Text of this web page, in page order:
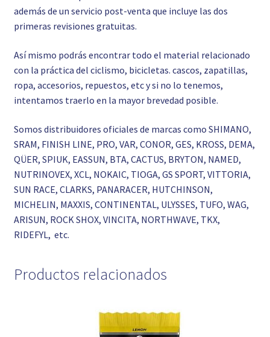
además de un servicio post-venta que incluye las dos
primeras revisiones gratuitas.
Así mismo podrás encontrar todo el material relacionado
con la práctica del ciclismo, bicicletas. cascos, zapatillas,
ropa, accesorios, repuestos, etc y si no lo tenemos,
intentamos traerlo en la mayor brevedad posible.
Somos distribuidores oficiales de marcas como SHIMANO,
SRAM, FINISH LINE, PRO, VAR, CONOR, GES, KROSS, DEMA,
QÜER, SPIUK, EASSUN, BTA, CACTUS, BRYTON, NAMED,
NUTRINOVEX, XCL, NOKAIC, TIOGA, GS SPORT, VITTORIA,
SUN RACE, CLARKS, PANARACER, HUTCHINSON,
MICHELIN, MAXXIS, CONTINENTAL, ULYSSES, TUFO, WAG,
ARISUN, ROCK SHOX, VINCITA, NORTHWAVE, TKX,
RIDEFYL, etc.
Productos relacionados